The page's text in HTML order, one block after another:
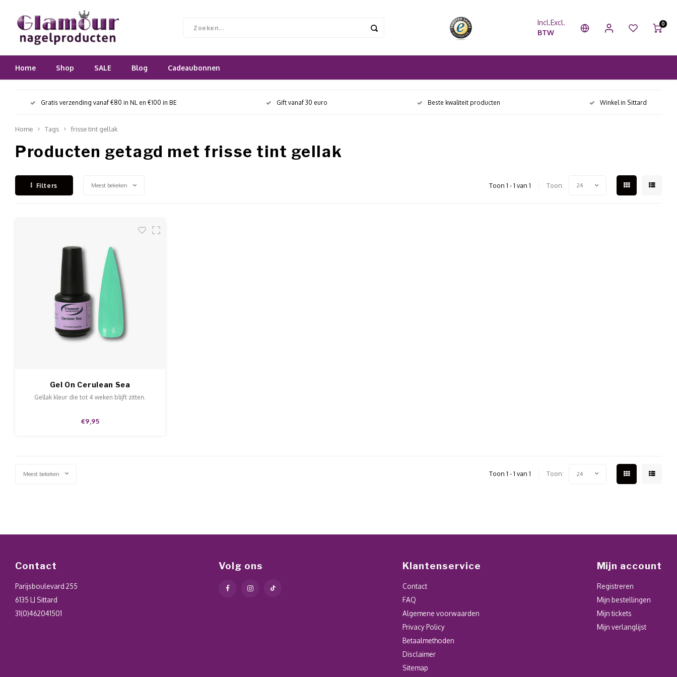
Incl.Excl.
BTW
0
Home Shop SALE Blog Cadeaubonnen
Gratis verzending vanaf €80 in NL en €100 in BE Gift vanaf 30 euro Beste kwaliteit producten Winkel in Sittard
Home Tags frisse tint gellak
Producten getagd met frisse tint gellak
Filters Meest bekeken Toon 1 - 1 van 1 Toon: 24
Gel On Cerulean Sea
Gellak kleur die tot 4 weken blijft zitten.
€9,95
Meest bekeken Toon 1 - 1 van 1 Toon: 24
Contact
Parijsboulevard 255
6135 LJ Sittard
31(0)462041501
Volg ons Klantenservice
Contact
FAQ
Algemene voorwaarden
Privacy Policy
Betaalmethoden
Disclaimer
Sitemap
Mijn account
Registreren
Mijn bestellingen
Mijn tickets
Mijn verlanglijst